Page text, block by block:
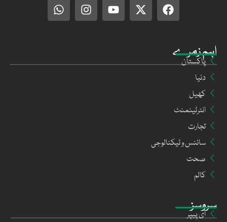
سروسز
ای پیپر
اہم زمرے
پاکستان
دنیا
کھیل
انٹرٹینمنٹ
تجارت
سائنس و ٹیکنالوجی
صحت
کالم